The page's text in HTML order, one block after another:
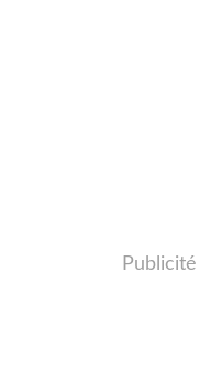
Publicité